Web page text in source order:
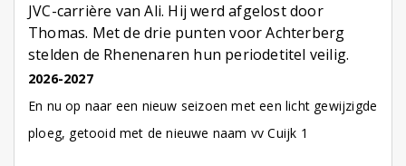
JVC-carrière van Ali. Hij werd afgelost door
Thomas. Met de drie punten voor Achterberg
stelden de Rhenenaren hun periodetitel veilig.
2026-2027
En nu op naar een nieuw seizoen met een licht gewijzigde
ploeg, getooid met de nieuwe naam vv Cuijk 1